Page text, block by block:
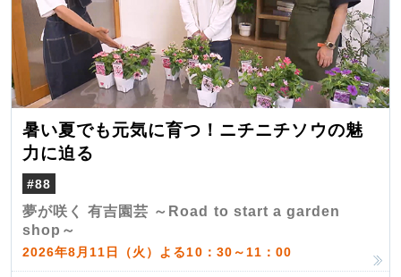
暑い夏でも元気に育つ！ニチニチソウの魅
力に迫る
#88
夢が咲く 有吉園芸 ～Road to start a garden
shop～
2026年8月11日（火）よる10：30～11：00